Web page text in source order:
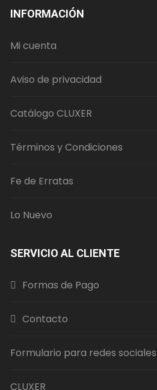
INFORMACIÓN
Mi cuenta
Aviso de privacidad
Catálogo CLUXER
Términos y Condiciones
Fe de Erratas
Lo Nuevo
SERVICIO AL CLIENTE
Formas de Pago
Contacto
Formulario para redes sociales
CLUXER